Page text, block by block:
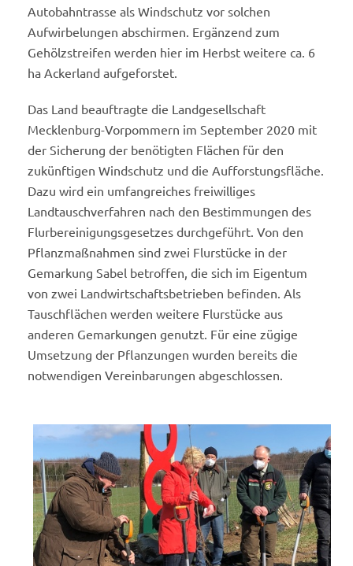
Autobahntrasse als Windschutz vor solchen
Aufwirbelungen abschirmen. Ergänzend zum
Gehölzstreifen werden hier im Herbst weitere ca. 6
ha Ackerland aufgeforstet.
Das Land beauftragte die Landgesellschaft
Mecklenburg-Vorpommern im September 2020 mit
der Sicherung der benötigten Flächen für den
zukünftigen Windschutz und die Aufforstungsfläche.
Dazu wird ein umfangreiches freiwilliges
Landtauschverfahren nach den Bestimmungen des
Flurbereinigungsgesetzes durchgeführt. Von den
Pflanzmaßnahmen sind zwei Flurstücke in der
Gemarkung Sabel betroffen, die sich im Eigentum
von zwei Landwirtschaftsbetrieben befinden. Als
Tauschflächen werden weitere Flurstücke aus
anderen Gemarkungen genutzt. Für eine zügige
Umsetzung der Pflanzungen wurden bereits die
notwendigen Vereinbarungen abgeschlossen.